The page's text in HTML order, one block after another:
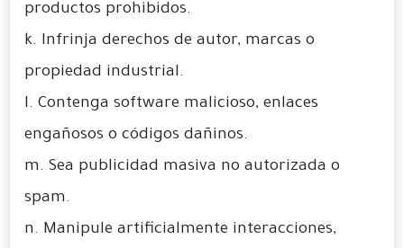
productos prohibidos.
k. Infrinja derechos de autor, marcas o
propiedad industrial.
l. Contenga software malicioso, enlaces
engañosos o códigos dañinos.
m. Sea publicidad masiva no autorizada o
spam.
n. Manipule artificialmente interacciones,